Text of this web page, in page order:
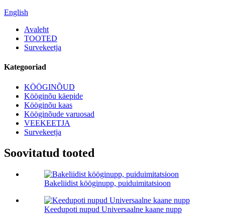
English
Avaleht
TOOTED
Survekeetja
Kategooriad
KÖÖGINÕUD
Kööginõu käepide
Kööginõu kaas
Kööginõude varuosad
VEEKEETJA
Survekeetja
Soovitatud tooted
Bakeliidist kööginupp, puiduimitatsioon
Keedupoti nupud Universaalne kaane nupp